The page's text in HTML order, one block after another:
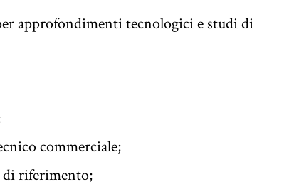
approfondimenti tecnologici e studi di
commerciale;
di riferimento;